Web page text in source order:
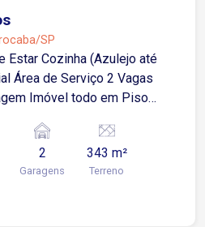
SP
Estar Cozinha (Azulejo até
Área de Serviço 2 Vagas
Imóvel todo em Piso
2
Garagens
343 m²
Terreno